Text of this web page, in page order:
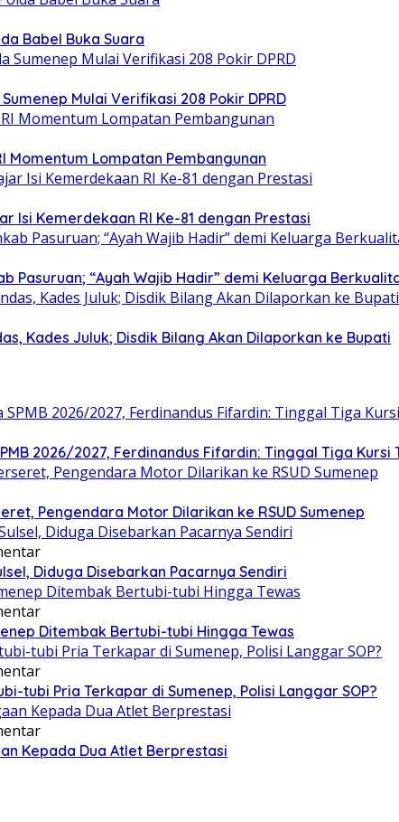
Babel Buka Suara
Mulai Verifikasi 208 Pokir DPRD
Momentum Lompatan Pembangunan
Isi Kemerdekaan RI Ke-81 dengan Prestasi
Pasuruan; “Ayah Wajib Hadir” demi Keluarga
Kades Juluk; Disdik Bilang Akan Dilaporkan ke Bupati
2026/2027, Ferdinandus Fifardin: Tinggal Tiga
Pengendara Motor Dilarikan ke RSUD Sumenep
Diduga Disebarkan Pacarnya Sendiri
Ditembak Bertubi-tubi Hingga Tewas
tubi Pria Terkapar di Sumenep, Polisi Langgar SOP?
Kepada Dua Atlet Berprestasi